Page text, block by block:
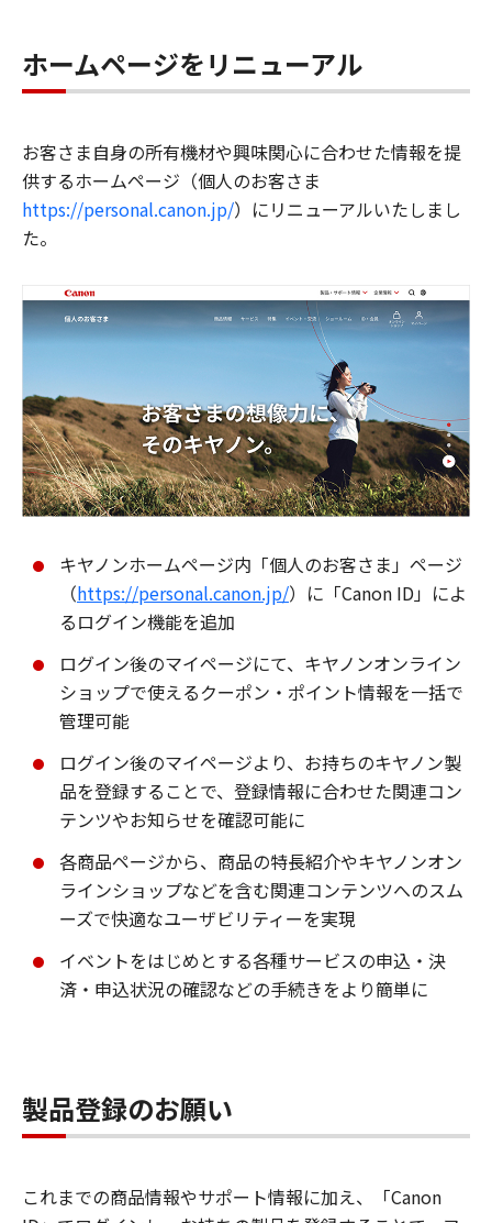
ホームページをリニューアル
お客さま自身の所有機材や興味関心に合わせた情報を提
供するホームページ（個人のお客さま
https://personal.canon.jp/）にリニューアルいたしまし
た。
キヤノンホームページ内「個人のお客さま」ページ
（https://personal.canon.jp/）に「Canon ID」によ
るログイン機能を追加
ログイン後のマイページにて、キヤノンオンライン
ショップで使えるクーポン・ポイント情報を一括で
管理可能
ログイン後のマイページより、お持ちのキヤノン製
品を登録することで、登録情報に合わせた関連コン
テンツやお知らせを確認可能に
各商品ページから、商品の特長紹介やキヤノンオン
ラインショップなどを含む関連コンテンツへのスム
ーズで快適なユーザビリティーを実現
イベントをはじめとする各種サービスの申込・決
済・申込状況の確認などの手続きをより簡単に
製品登録のお願い
これまでの商品情報やサポート情報に加え、「Canon